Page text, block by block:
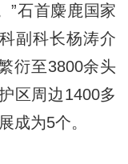
”石首麋鹿国家
副科长杨涛介
衍至3800余头
区周边1400多
成为5个。